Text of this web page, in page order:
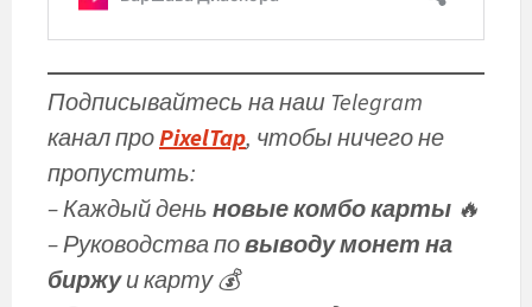
Подписывайтесь на наш Telegram
канал проPixelTap, чтобы ничего не
пропустить:
– Каждый день новые комбо карты 🔥
– Руководства повыводу монет на
биржуи карту 💰